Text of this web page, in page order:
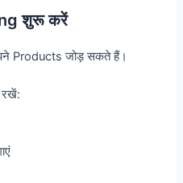
शुरू करें
Products जोड़ सकते हैं।
रखें: